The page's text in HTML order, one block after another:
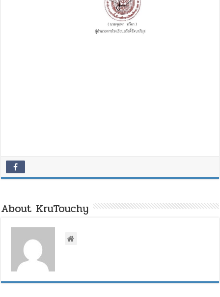
About KruTouchy